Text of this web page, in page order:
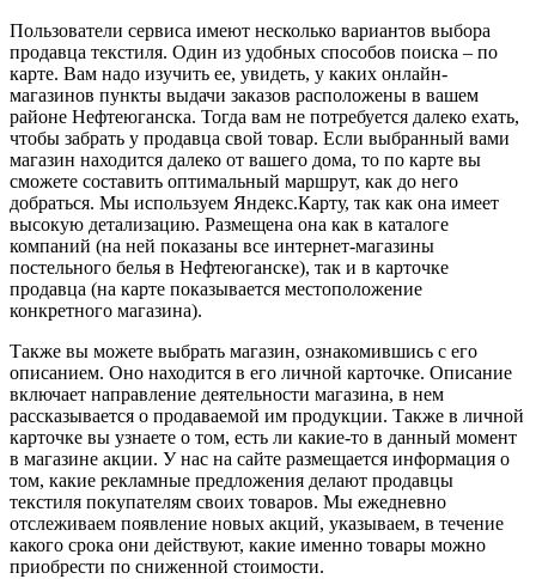
Пользователи сервиса имеют несколько вариантов выбора
продавца текстиля. Один из удобных способов поиска – по
карте. Вам надо изучить ее, увидеть, у каких онлайн-
магазинов пункты выдачи заказов расположены в вашем
районе Нефтеюганска. Тогда вам не потребуется далеко ехать,
чтобы забрать у продавца свой товар. Если выбранный вами
магазин находится далеко от вашего дома, то по карте вы
сможете составить оптимальный маршрут, как до него
добраться. Мы используем Яндекс.Карту, так как она имеет
высокую детализацию. Размещена она как в каталоге
компаний (на ней показаны все интернет-магазины
постельного белья в Нефтеюганске), так и в карточке
продавца (на карте показывается местоположение
конкретного магазина).
Также вы можете выбрать магазин, ознакомившись с его
описанием. Оно находится в его личной карточке. Описание
включает направление деятельности магазина, в нем
рассказывается о продаваемой им продукции. Также в личной
карточке вы узнаете о том, есть ли какие-то в данный момент
в магазине акции. У нас на сайте размещается информация о
том, какие рекламные предложения делают продавцы
текстиля покупателям своих товаров. Мы ежедневно
отслеживаем появление новых акций, указываем, в течение
какого срока они действуют, какие именно товары можно
приобрести по сниженной стоимости.